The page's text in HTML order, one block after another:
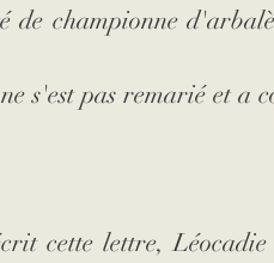
de championne
s'est pas remarié et a
cette lettre, Léocadie